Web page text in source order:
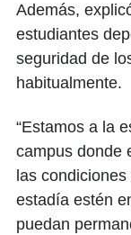
Además,
estudiantes
seguridad de
habitualmente.
“Estamos a la
campus donde
las
estadía estén
puedan